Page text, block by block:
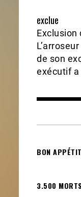
exclue
Exclusion
de son
exécutif a
BON
3.500